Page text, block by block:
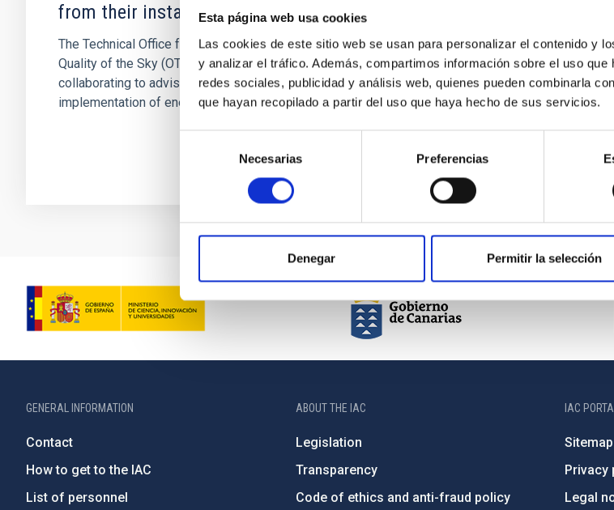
Esta página web usa cookies
Las cookies de este sitio web se usan para personalizar el contenido y
y analizar el tráfico. Además, compartimos información sobre el uso
redes sociales, publicidad y análisis web, quienes pueden combinarla
que hayan recopilado a partir del uso que haya hecho de sus servicios.
consentimiento
Necesarias Preferencias
Denegar Permitir la selección
from their installations
The Technical Office for the Protection of the
Quality of the Sky (OTPC) of the IAC is
collaborating to advise about the
implementation of energy efficiency and...
GENERAL INFORMATION
Contact
How to get to the IAC
List of personnel
ABOUT THE IAC
Legislation
Transparency
Code of ethics and anti-fraud policy
IAC PORTAL
Sitemap
Privacy
Legal